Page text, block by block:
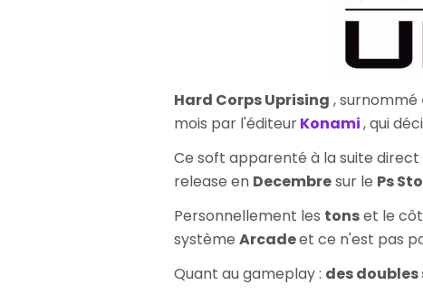
Hard Corps Uprising , surnommé
mois par l'éditeurKonami, qui
Ce soft apparenté à la suite direct
release en Decembresur le Ps
Personnellement les tonset le
système Arcadeet ce n'est pas
Quant au gameplay : des doubles